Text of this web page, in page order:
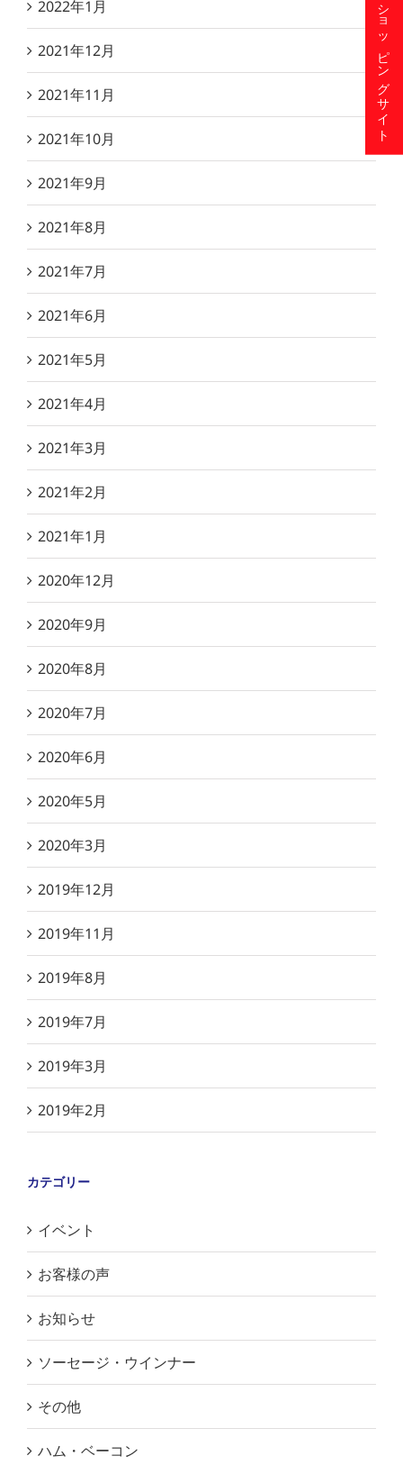
2022年1月
2021年12月
2021年11月
2021年10月
2021年9月
2021年8月
2021年7月
2021年6月
2021年5月
2021年4月
2021年3月
2021年2月
2021年1月
2020年12月
2020年9月
2020年8月
2020年7月
2020年6月
2020年5月
2020年3月
2019年12月
2019年11月
2019年8月
2019年7月
2019年3月
2019年2月
カテゴリー
イベント
お客様の声
お知らせ
ソーセージ・ウインナー
その他
ハム・ベーコン
ショッピングサイト